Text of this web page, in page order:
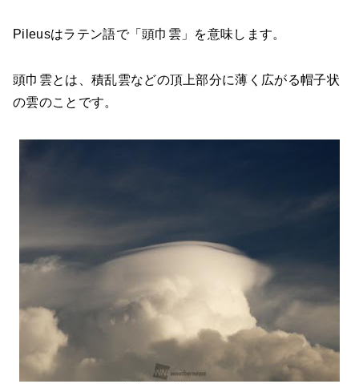
Pileusはラテン語で「頭巾雲」を意味します。
頭巾雲とは、積乱雲などの頂上部分に薄く広がる帽子状
の雲のことです。